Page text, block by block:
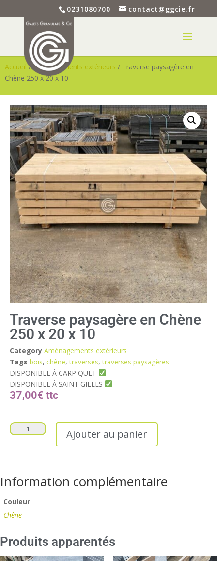
0231080700 contact@ggcie.fr
Accueil/Aménagements extérieurs / Traverse paysagère en
Chène 250 x 20 x 10
Traverse paysagère en Chène
250 x 20 x 10
Category Aménagements extérieurs
Tags bois, chêne,traverses,traverses paysagères
DISPONIBLE À CARPIQUET
DISPONIBLE À SAINT GILLES
37,00€
Ajouter au panier
Information complémentaire
Couleur
Chêne
Produits apparentés